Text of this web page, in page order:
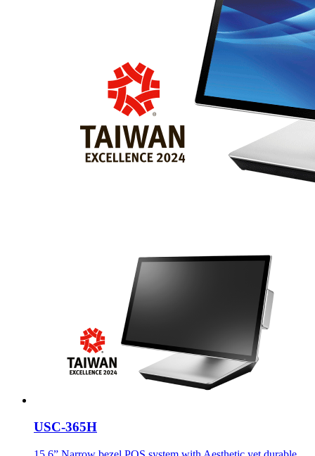
USC-365H